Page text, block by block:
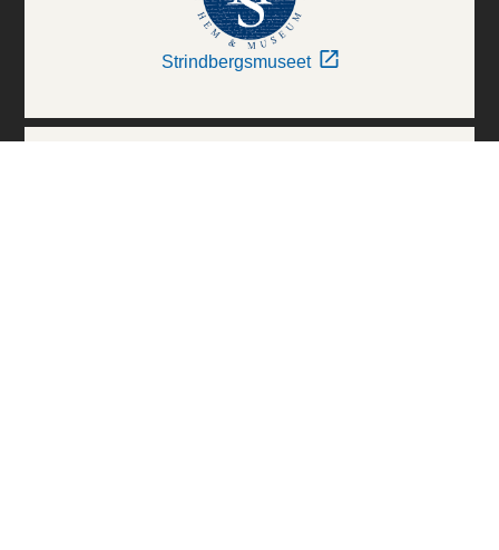
Strindbergsmuseet